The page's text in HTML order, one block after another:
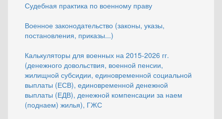
Судебная практика по военному праву
Военное законодательство (законы, указы,
постановления, приказы...)
Калькуляторы для военных на 2015-2026 гг.
(денежного довольствия, военной пенсии,
жилищной субсидии, единовременной социальной
выплаты (ЕСВ), единовременной денежной
выплаты (ЕДВ), денежной компенсации за наем
(поднаем) жилья), ГЖС